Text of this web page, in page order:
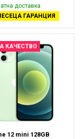
доставка
ГАРАНЦИЯ
КАЧЕСТВО
12 mini 128GB